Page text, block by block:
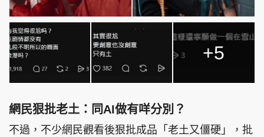
+5
網民狠批老土：同AI做有咩分別？
不過，不少網民觀看後狠批成品「老土又僵硬」，批